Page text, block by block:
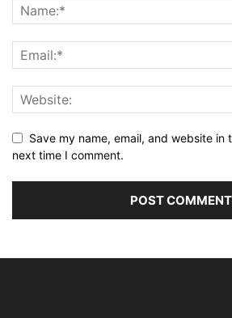
Save my name, email, and website in
next time I comment.